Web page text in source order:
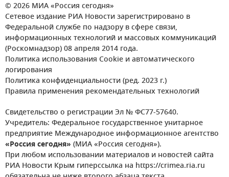
© 2026 МИА «Россия сегодня»
Сетевое издание РИА Новости зарегистрировано в
Федеральной службе по надзору в сфере связи,
информационных технологий и массовых коммуникаций
(Роскомнадзор) 08 апреля 2014 года.
Политика использования Cookie и автоматического
логирования
Политика конфиденциальности (ред. 2023 г.)
Правила применения рекомендательных технологий
Свидетельство о регистрации Эл № ФС77-57640.
Учредитель: Федеральное государственное унитарное
предприятие Международное информационное агентство
«Россия сегодня» (МИА «Россия сегодня»).
При любом использовании материалов и новостей сайта
РИА Новости Крым гиперссылка на https://crimea.ria.ru